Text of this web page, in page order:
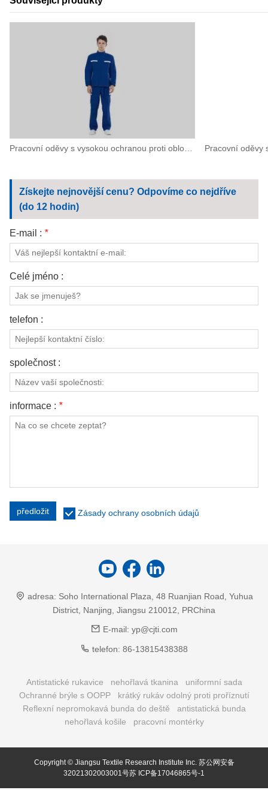
Získejte nejnovější cenu? Odpovíme co nejdříve
(do 12 hodin)
E-mail : *
Celé jméno :
telefon :
společnost :
informace : *
předložit Zásady ochrany osobních údajů
adresa: Soho International Plaza, 48 Ruanjian Road, Yuhua
District, Nanjing, Jiangsu 210012, PRChina
E-mail: yp@cjti.com
telefon: 86-13815438388
Antistatické rukavice nehořlavá tkanina
uniformní sada
Ochranné brýle s OOPP
krátký rukáv odolný proti proříznutí
Reflexní nepromokavá bunda do deště
antistatická bunda
nehořlavá košile
pracovní montérky
Copyright © Jiangsu Textile Research Institute Inc. 苏公网安备
32021302003001号苏 ICP备17046865号-1